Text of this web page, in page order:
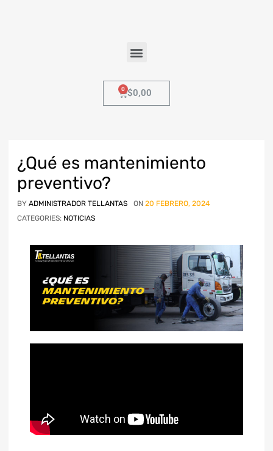
$0,00
¿Qué es mantenimiento
preventivo?
BY ADMINISTRADOR TELLANTAS ON 20 FEBRERO, 2024
CATEGORIES: NOTICIAS